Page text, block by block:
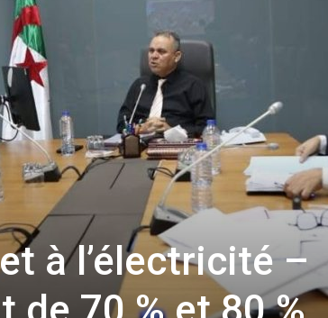
à l’électricité –